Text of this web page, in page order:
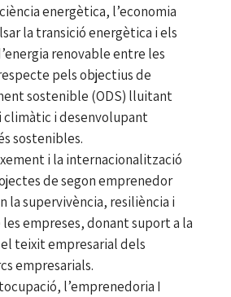
energètica, l’economia
la transició energètica i els
renovable entre les
pels objectius de
sostenible (ODS) lluitant
climàtic i desenvolupant
sostenibles.
i la internacionalització
de segon emprenedor
la supervivència, resiliència i
empreses, donant suport a la
teixit empresarial dels
empresarials.
l’emprenedoria I